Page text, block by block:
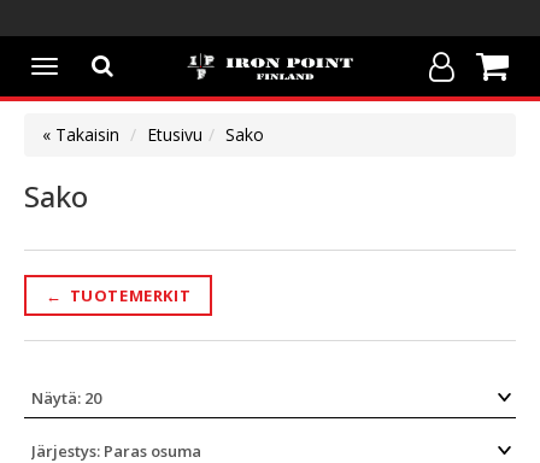
Avaa/Sulje
valikko
« Takaisin Etusivu Sako
Sako
← TUOTEMERKIT